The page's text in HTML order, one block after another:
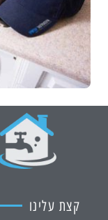
קצת עלינו